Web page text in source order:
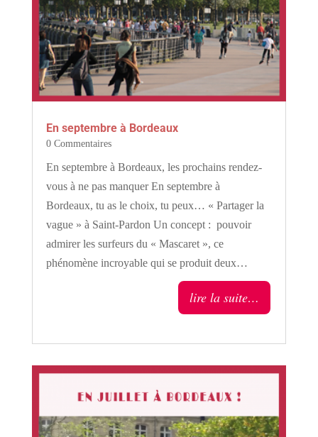
En septembre à Bordeaux
0 Commentaires
En septembre à Bordeaux, les prochains rendez-
vous à ne pas manquer En septembre à
Bordeaux, tu as le choix, tu peux… « Partager la
vague » à Saint-Pardon Un concept : pouvoir
admirer les surfeurs du « Mascaret », ce
phénomène incroyable qui se produit deux…
lire la suite…